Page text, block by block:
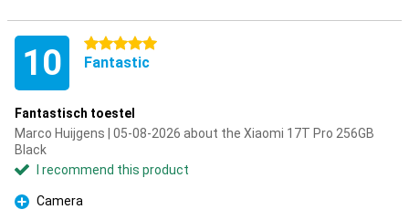
10 5 stars
Fantastic
Fantastisch toestel
Marco Huijgens | 05-08-2026 about the Xiaomi 17T Pro 256GB
Black
I recommend this product
Pro
Camera